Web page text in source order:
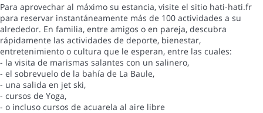
Para aprovechar al máximo su estancia, visite el sitio hati-hati.fr
para reservar instantáneamente más de 100 actividades a su
alrededor. En familia, entre amigos o en pareja, descubra
rápidamente las actividades de deporte, bienestar,
entretenimiento o cultura que le esperan, entre las cuales:
- la visita de marismas salantes con un salinero,
- el sobrevuelo de la bahía de La Baule,
- una salida en jet ski,
- cursos de Yoga,
- o incluso cursos de acuarela al aire libre